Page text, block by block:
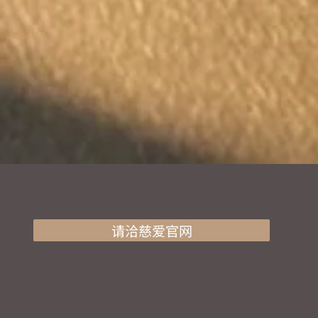
请洽慈爱官网